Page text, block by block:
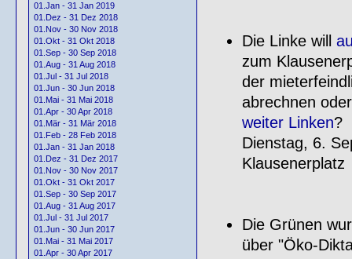
01.Jan - 31 Jan 2019
01.Dez - 31 Dez 2018
01.Nov - 30 Nov 2018
01.Okt - 31 Okt 2018
01.Sep - 30 Sep 2018
01.Aug - 31 Aug 2018
01.Jul - 31 Jul 2018
01.Jun - 30 Jun 2018
01.Mai - 31 Mai 2018
01.Apr - 30 Apr 2018
01.Mär - 31 Mär 2018
01.Feb - 28 Feb 2018
01.Jan - 31 Jan 2018
01.Dez - 31 Dez 2017
01.Nov - 30 Nov 2017
01.Okt - 31 Okt 2017
01.Sep - 30 Sep 2017
01.Aug - 31 Aug 2017
01.Jul - 31 Jul 2017
01.Jun - 30 Jun 2017
01.Mai - 31 Mai 2017
01.Apr - 30 Apr 2017
Die Linke will
zum
der
abrechnen
weiter Linken?
Dienstag, 6.
Klausenerplatz
Die Grünen
über "Öko-